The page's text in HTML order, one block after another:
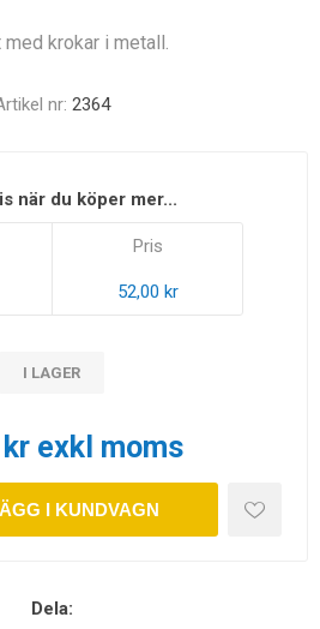
krokar i metall.
nr: 2364
när du köper mer...
Pris
52,00 kr
I LAGER
exkl moms
I KUNDVAGN
Dela: